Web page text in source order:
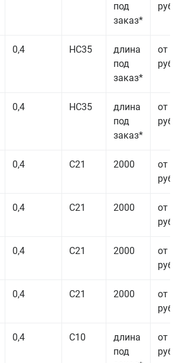
под
заказ*
руб.
0,4 НС35
длина
под
заказ*
от
руб.
0,4 НС35
длина
под
заказ*
от
руб.
0,4 С21 2000
от
руб.
0,4 С21 2000
от
руб.
0,4 С21 2000
от
руб.
0,4 С21 2000
от
руб.
0,4 С10
длина
под
от
руб.